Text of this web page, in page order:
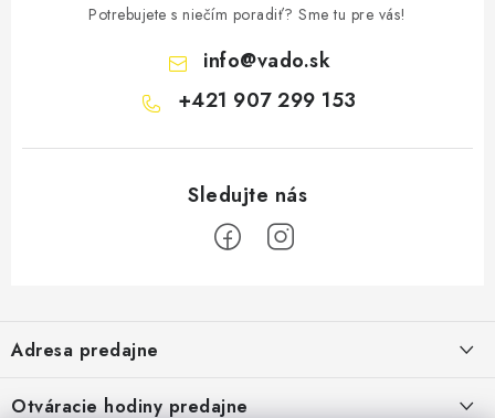
Potrebujete s niečím poradiť? Sme tu pre vás!
info@vado.sk
+421 907 299 153
p
ä
Adresa predajne
Pekárska 4, 941 31 Dvory nad Žitavou
Otváracie hodiny predajne